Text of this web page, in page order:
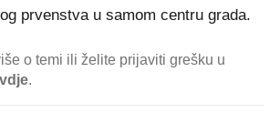
prvenstva u samom centru grada.
o temi ili želite prijaviti grešku u
.